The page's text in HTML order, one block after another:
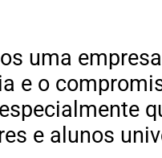
uma
e o
e alunos